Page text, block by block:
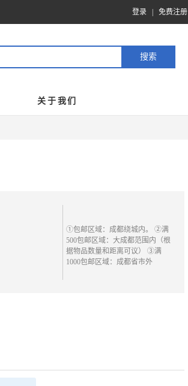
登录 免费注册
关于我们
①包邮区域：成都绕城内。 ②满
500包邮区域：大成都范围内（根
据物品数量和距离可议） ③满
1000包邮区域：成都省市外